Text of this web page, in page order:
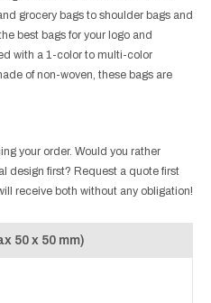
grocery bags to shoulder bags and
best bags for your logo and
with a 1-color to multi-color
of non-woven, these bags are
your order. Would you rather
design first? Request a quote first
receive both without any obligation!
50 x 50 mm)